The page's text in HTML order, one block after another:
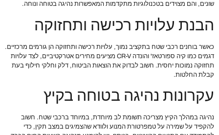
שונים, והם מצוידים בטכנולוגיות מתקדמות המאפשרות נהיגה בטוחה ונוחה.
הבנת עלויות רכישה ותחזוקה
כאשר בוחנים רכבי שטח בתקציב נמוך, עלויות רכישה ותחזוקה הן גורמים מרכזיים.
דגמים כמו קיה ספורטאז' והונדה CR-V מציעים מחירים אטרקטיביים, לצד עלויות
תחזוקה נמוכות יחסית. חשוב לבדוק את הוצאות הביטוח, דלק וחלקי חילוף בעת
קבלת החלטות.
עקרונות נהיגה בטוחה בקיץ
נהיגה במהלך הקיץ מצריכה תשומת לב מיוחדת, במיוחד ברכבי שטח. חשוב
להקפיד על שמירה על טמפרטורת המנוע ולוודא שהצמיגים במצב תקין, כדי